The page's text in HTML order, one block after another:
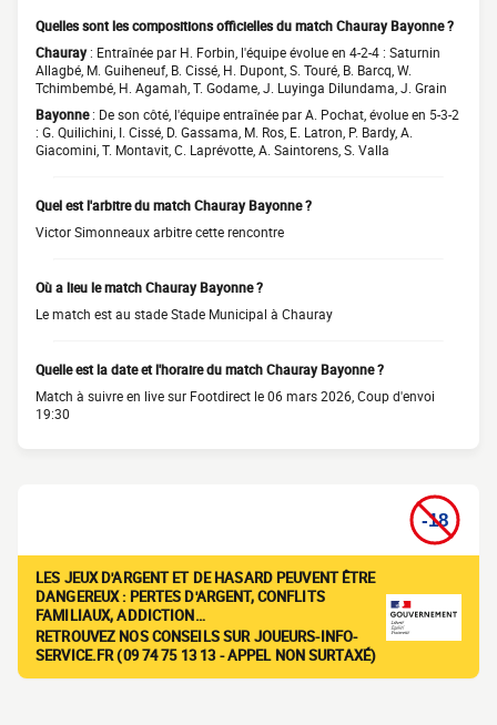
Quelles sont les compositions officielles du match Chauray Bayonne ?
Chauray: Entraînée par H. Forbin, l'équipe évolue en 4-2-4 : Saturnin
Allagbé, M. Guiheneuf, B. Cissé, H. Dupont, S. Touré, B. Barcq, W.
Tchimbembé, H. Agamah, T. Godame, J. Luyinga Dilundama, J. Grain
Bayonne: De son côté, l'équipe entraînée par A. Pochat, évolue en 5-3-2
: G. Quilichini, I. Cissé, D. Gassama, M. Ros, E. Latron, P. Bardy, A.
Giacomini, T. Montavit, C. Laprévotte, A. Saintorens, S. Valla
Quel est l'arbitre du match Chauray Bayonne ?
Victor Simonneaux arbitre cette rencontre
Où a lieu le match Chauray Bayonne ?
Le match est au stade Stade Municipal à Chauray
Quelle est la date et l'horaire du match Chauray Bayonne ?
Match à suivre en live sur Footdirect le 06 mars 2026, Coup d'envoi
19:30
LES JEUX D'ARGENT ET DE HASARD PEUVENT ÊTRE
DANGEREUX : PERTES D'ARGENT, CONFLITS
FAMILIAUX, ADDICTION…
RETROUVEZ NOS CONSEILS SUR JOUEURS-INFO-
SERVICE.FR (09 74 75 13 13 - APPEL NON SURTAXÉ)